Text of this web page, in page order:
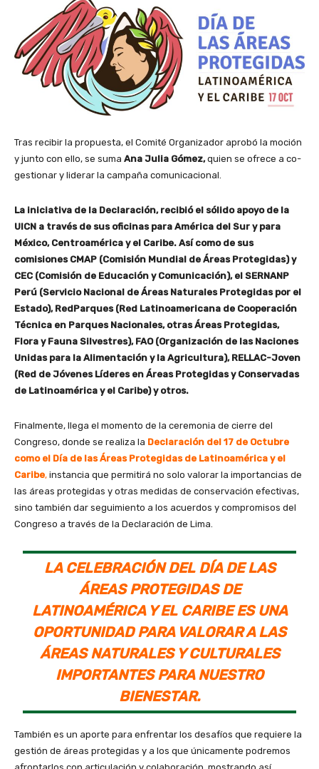
Tras recibir la propuesta, el Comité Organizador aprobó la moción
y junto con ello, se suma Ana Julia Gómez,quien se ofrece a co-
gestionar y liderar la campaña comunicacional.
La iniciativa de la Declaración, recibió el sólido apoyo de la
UICN a través de sus oficinas para América del Sur y para
México, Centroamérica y el Caribe. Así como de sus
comisiones CMAP (Comisión Mundial de Áreas Protegidas) y
CEC (Comisión de Educación y Comunicación), el SERNANP
Perú (Servicio Nacional de Áreas Naturales Protegidas por el
Estado), RedParques (Red Latinoamericana de Cooperación
Técnica en Parques Nacionales, otras Áreas Protegidas,
Flora y Fauna Silvestres), FAO (Organización de las Naciones
Unidas para la Alimentación y la Agricultura), RELLAC-Joven
(Red de Jóvenes Líderes en Áreas Protegidas y Conservadas
de Latinoamérica y el Caribe) y otros.
Finalmente, llega el momento de la ceremonia de cierre del
Congreso, donde se realiza la Declaración del 17 de Octubre
como el Día de las Áreas Protegidas de Latinoamérica y el
Caribe, instancia que permitirá no solo valorar la importancias de
las áreas protegidas y otras medidas de conservación efectivas,
sino también dar seguimiento a los acuerdos y compromisos del
Congreso a través de la Declaración de Lima.
LA CELEBRACIÓN DEL DÍA DE LAS
ÁREAS PROTEGIDAS DE
LATINOAMÉRICA Y EL CARIBE ES UNA
OPORTUNIDAD PARA VALORAR A LAS
ÁREAS NATURALES Y CULTURALES
IMPORTANTES PARA NUESTRO
BIENESTAR.
También es un aporte para enfrentar los desafíos que requiere la
gestión de áreas protegidas y a los que únicamente podremos